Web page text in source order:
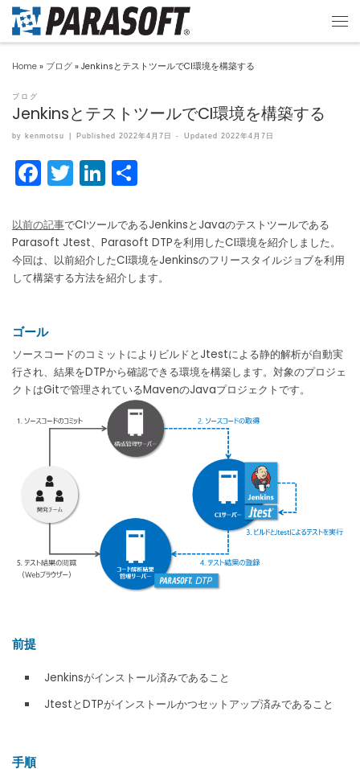
Home » ブログ » JenkinsとテストツールでCI環境を構築する
ブログ
JenkinsとテストツールでCI環境を構築する
by kenmotsu Published 2022年4月7日 - Updated2022年4月7日
F
a
c
e
b
o
k
T
w
itt
er
Li
n
k
e
dI
以前の記事でCIツールであるJenkinsとJavaのテストツールである
Parasoft Jtest、Parasoft DTPを利用したCI環境を紹介しました。
今回は、以前紹介したCI環境をJenkinsのフリースタイルジョブを利用
して構築する方法を紹介します。
ゴール
ソースコードのコミットによりビルドとJtestによる静的解析が自動実
行され、結果をDTPから確認できる環境を構築します。対象のプロジェ
クトはGitで管理されているMavenのJavaプロジェクトです。
前提
Jenkinsがインストール済みであること
JtestとDTPがインストールかつセットアップ済みであること
手順